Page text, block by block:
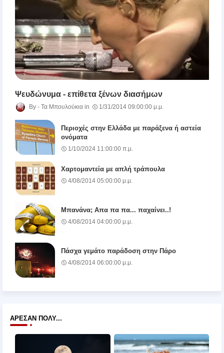
Ψευδώνυμα - επίθετα ξένων διασήμων
Τα Μπουλούκια 1/31/2014 09:00:00 μ.μ.
Περιοχές στην Ελλάδα με παράξενα ή αστεία
ονόματα
1/10/2024 11:00:00 π.μ.
Χαρτομαντεία με απλή τράπουλα
4/08/2014 05:00:00 μ.μ.
Μπανάνα; Απα πα πα... παχαίνει..!
4/08/2014 04:00:00 μ.μ.
Πάσχα γεμάτο παράδοση στην Πάρο
4/08/2014 06:00:00 μ.μ.
ΆΡΕΣΑΝ ΠΟΛΎ...